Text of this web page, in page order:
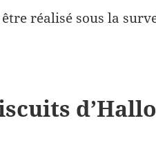
réalisé sous la